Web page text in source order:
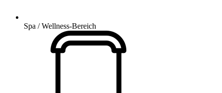
Spa / Wellness-Bereich